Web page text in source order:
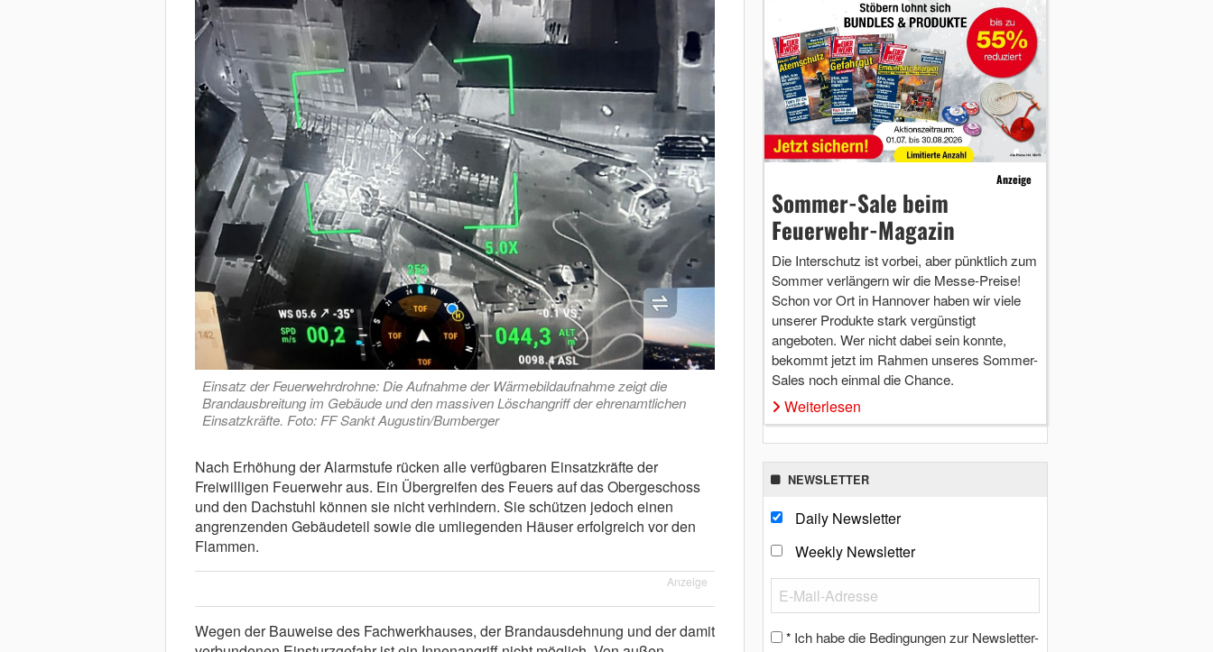
Einsatz der Feuerwehrdrohne: Die Aufnahme der Wärmebildaufnahme zeigt die
Brandausbreitung im Gebäude und den massiven Löschangriff der ehrenamtlichen
Einsatzkräfte. Foto: FF Sankt Augustin/Bumberger
Nach Erhöhung der Alarmstufe rücken alle verfügbaren Einsatzkräfte der
Freiwilligen Feuerwehr aus. Ein Übergreifen des Feuers auf das Obergeschoss
und den Dachstuhl können sie nicht verhindern. Sie schützen jedoch einen
angrenzenden Gebäudeteil sowie die umliegenden Häuser erfolgreich vor den
Flammen.
Anzeige
Wegen der Bauweise des Fachwerkhauses, der Brandausdehnung und der damit
Anzeige
Sommer-Sale beim
Feuerwehr-Magazin
Die Interschutz ist vorbei, aber pünktlich zum
Sommer verlängern wir die Messe-Preise!
Schon vor Ort in Hannover haben wir viele
unserer Produkte stark vergünstigt
angeboten. Wer nicht dabei sein konnte,
bekommt jetzt im Rahmen unseres Sommer-
Sales noch einmal die Chance.
Weiterlesen
NEWSLETTER
Daily Newsletter
Weekly Newsletter
* Ich habe die Bedingungen zur Newsletter-